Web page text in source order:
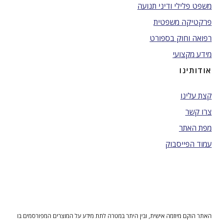
משפט פלילי ודיני תנועה
פרקטיקה משפטית
רפואה וחוק בספורט
מידע מקצועי
אודותינו
קצת עלינו
צרו קשר
מפת האתר
עמוד הפייסבוק
האתר הוקם מיוזמה אישית, ובין היתר במטרה לתת מידע על המוצרים המפורסמים בו